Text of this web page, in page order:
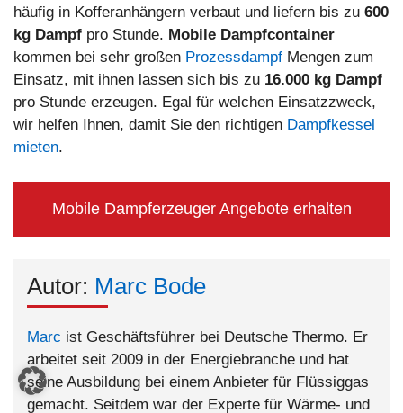
häufig in Kofferanhängern verbaut und liefern bis zu 600
kg Dampf pro Stunde. Mobile Dampfcontainer
kommen bei sehr großen Prozessdampf Mengen zum
Einsatz, mit ihnen lassen sich bis zu 16.000 kg Dampf
pro Stunde erzeugen. Egal für welchen Einsatzzweck,
wir helfen Ihnen, damit Sie den richtigen Dampfkessel
mieten.
Mobile Dampferzeuger Angebote erhalten
Autor: Marc Bode
Marc ist Geschäftsführer bei Deutsche Thermo. Er
arbeitet seit 2009 in der Energiebranche und hat
seine Ausbildung bei einem Anbieter für Flüssiggas
gemacht. Seitdem war der Experte für Wärme- und